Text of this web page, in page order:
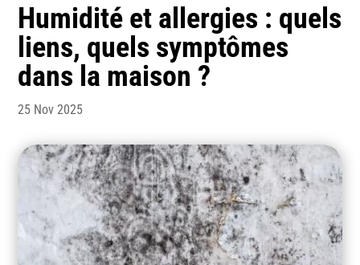
Humidité et allergies : quels
liens, quels symptômes
dans la maison ?
25 Nov 2025